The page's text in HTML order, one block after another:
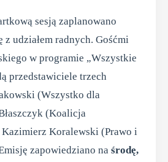
sesją zaplanowano
udziałem radnych. Gośćmi
w programie „Wszystkie
przedstawiciele trzech
(Wszystko dla
(Koalicja
Koralewski (Prawo i
zapowiedziano na środę,